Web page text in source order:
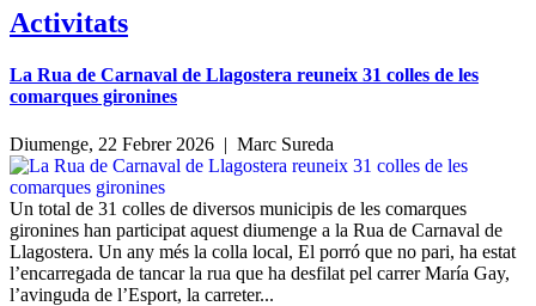
Activitats
La Rua de Carnaval de Llagostera reuneix 31 colles de les
comarques gironines
Diumenge, 22 Febrer 2026 | Marc Sureda
Un total de 31 colles de diversos municipis de les comarques
gironines han participat aquest diumenge a la Rua de Carnaval de
Llagostera. Un any més la colla local, El porró que no pari, ha estat
l’encarregada de tancar la rua que ha desfilat pel carrer María Gay,
l’avinguda de l’Esport, la carreter...